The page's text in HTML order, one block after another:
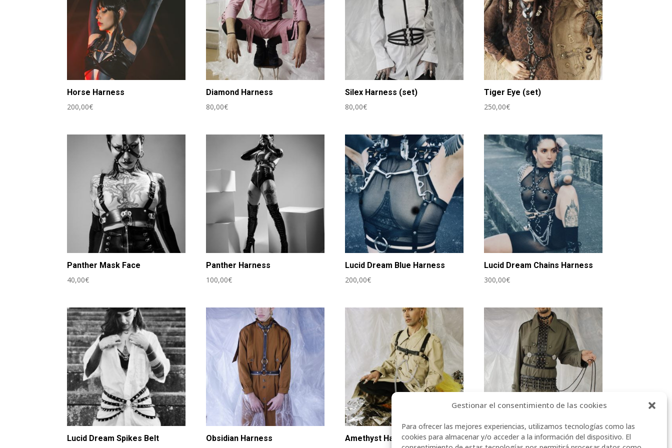
Gestionar el consentimiento de las cookies
Para ofrecer las mejores experiencias, utilizamos tecnologías como las
cookies para almacenar y/o acceder a la información del dispositivo. El
Horse Harness
200,00€
Diamond Harness
80,00€
Silex Harness (set)
80,00€
Tiger Eye (set)
250,00€
Panther Mask Face
40,00€
Panther Harness
100,00€
Lucid Dream Blue Harness
200,00€
Lucid Dream Chains Harness
300,00€
Lucid Dream Spikes Belt
Obsidian Harness
Amethyst Harness
Pirita Harness